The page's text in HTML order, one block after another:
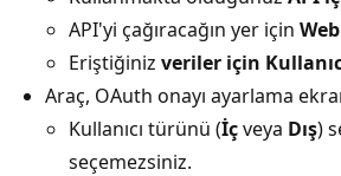
API'yi çağıracağın yer için
Eriştiğiniz veriler için
Araç, OAuth onayı ayarlama
Kullanıcı türünü (İçveya Dış)
seçemezsiniz.